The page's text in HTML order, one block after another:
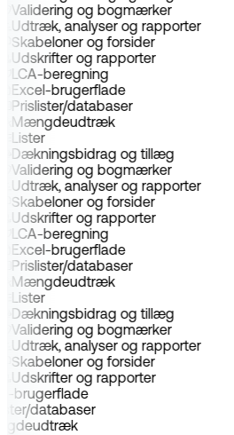
Validering og bogmærker
Udtræk, analyser og rapporter
Skabeloner og forsider
Udskrifter og rapporter
LCA-beregning
Excel-brugerflade
Prislister/databaser
Mængdeudtræk
Lister
Dækningsbidrag og tillæg
Validering og bogmærker
Udtræk, analyser og rapporter
Skabeloner og forsider
Udskrifter og rapporter
LCA-beregning
Excel-brugerflade
Prislister/databaser
Mængdeudtræk
Lister
Dækningsbidrag og tillæg
Validering og bogmærker
Udtræk, analyser og rapporter
Skabeloner og forsider
Udskrifter og rapporter
brugerflade
databaser